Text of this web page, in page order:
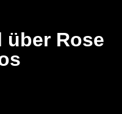
über Rose